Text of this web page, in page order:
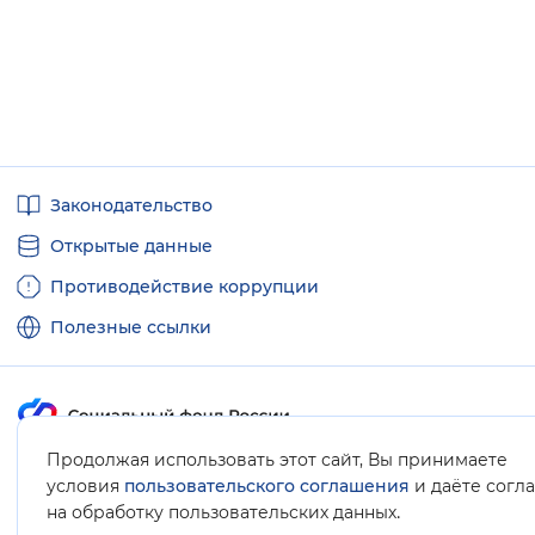
Продолжая использовать этот сайт, Вы принимаете
условия пользовательского соглашения и даёте
на обработку пользовательских данных.
ссылкиЗаконодательство
Открытые данные
Противодействие коррупции
Полезные ссылки
Карта сайта